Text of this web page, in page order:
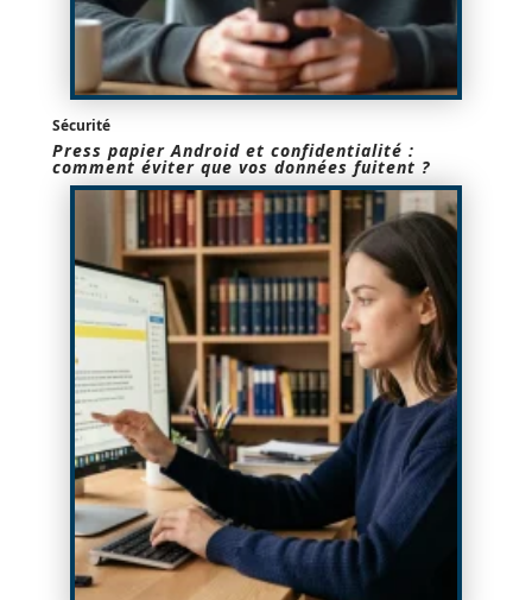
Sécurité
Press papier Android et confidentialité :
comment éviter que vos données fuitent ?